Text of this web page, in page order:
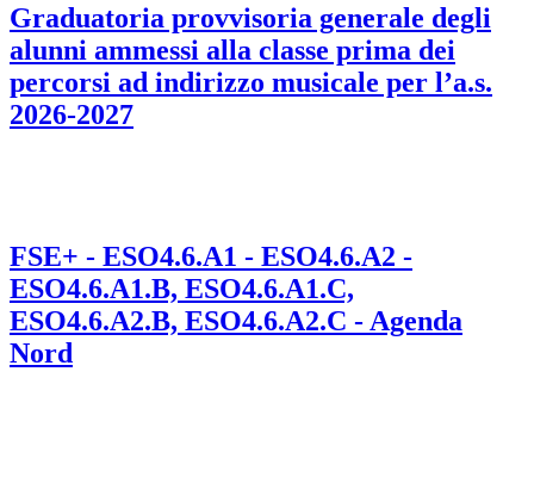
Graduatoria provvisoria generale degli
alunni ammessi alla classe prima dei
percorsi ad indirizzo musicale per l’a.s.
2026-2027
FSE+ - ESO4.6.A1 - ESO4.6.A2 -
ESO4.6.A1.B, ESO4.6.A1.C,
ESO4.6.A2.B, ESO4.6.A2.C - Agenda
Nord